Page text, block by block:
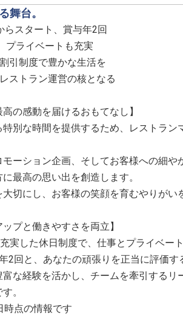
舞台。
らスタート、賞与年2回
プライベートも充実
引制度で豊かな生活を
ストラン運営の核となる
の感動を届けるおもてなし】
別な時間を提供するため、レストラ
ーション企画、そしてお客様への細
最高の思い出を創造します。
切にし、お客様の笑顔を育むやりがい
プと働きやすさを両立】
実した休日制度で、仕事とプライベー
2回と、あなたの頑張りを正当に評価
な経験を活かし、チームを牽引する
。
時点の情報です